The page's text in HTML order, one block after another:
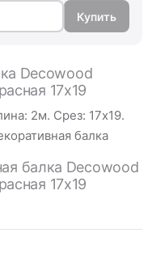
Купить
Decowood
17х19
2м. Срез: 17х19.
балка
балка Decowood
17х19